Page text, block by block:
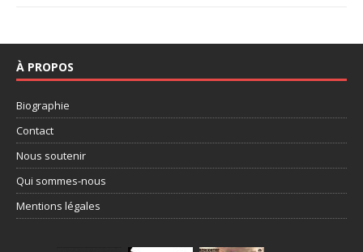
À PROPOS
Biographie
Contact
Nous soutenir
Qui sommes-nous
Mentions légales